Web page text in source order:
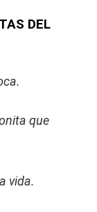
DEL
que
vida.